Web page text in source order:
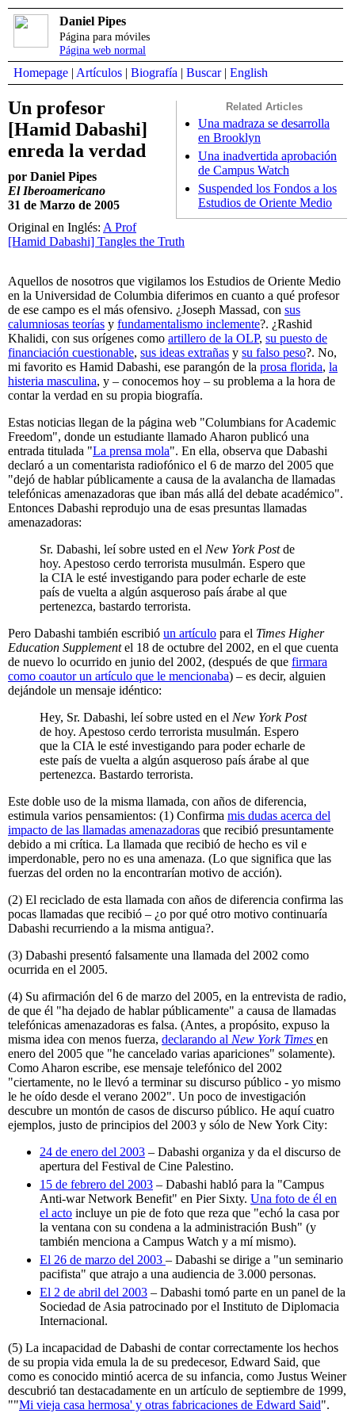
Daniel Pipes
Página para móviles
Página web normal
Homepage | Artículos | Biografía | Buscar| English
Related Articles
Una madraza se desarrolla
en Brooklyn
Una inadvertida aprobación
de Campus Watch
Suspended los Fondos a los
Estudios de Oriente Medio
Un profesor
[Hamid Dabashi]
enreda la verdad
por Daniel Pipes
El Iberoamericano
31 de Marzo de 2005
Original en Inglés: A Prof
[Hamid Dabashi] Tangles the Truth
Aquellos de nosotros que vigilamos los Estudios de Oriente Medio
en la Universidad de Columbia diferimos en cuanto a qué profesor
de ese campo es el más ofensivo. ¿Joseph Massad, con sus
calumniosas teorías y fundamentalismo inclemente?. ¿Rashid
Khalidi, con sus orígenes como artillero de la OLP, su puesto de
financiación cuestionable, sus ideas extrañas y su falso peso?. No,
mi favorito es Hamid Dabashi, ese parangón de la prosa florida, la
histeria masculina, y – conocemos hoy – su problema a la hora de
contar la verdad en su propia biografía.
Estas noticias llegan de la página web "Columbians for Academic
Freedom", donde un estudiante llamado Aharon publicó una
entrada titulada "La prensa mola". En ella, observa que Dabashi
declaró a un comentarista radiofónico el 6 de marzo del 2005 que
"dejó de hablar públicamente a causa de la avalancha de llamadas
telefónicas amenazadoras que iban más allá del debate académico".
Entonces Dabashi reprodujo una de esas presuntas llamadas
amenazadoras:
Sr. Dabashi, leí sobre usted en el New York Postde
hoy. Apestoso cerdo terrorista musulmán. Espero que
la CIA le esté investigando para poder echarle de este
país de vuelta a algún asqueroso país árabe al que
pertenezca, bastardo terrorista.
Pero Dabashi también escribió un artículo para el Times Higher
Education Supplementel 18 de octubre del 2002, en el que cuenta
de nuevo lo ocurrido en junio del 2002, (después de que firmara
como coautor un artículo que le mencionaba) – es decir, alguien
dejándole un mensaje idéntico:
Hey, Sr. Dabashi, leí sobre usted en el New York Post
de hoy. Apestoso cerdo terrorista musulmán. Espero
que la CIA le esté investigando para poder echarle de
este país de vuelta a algún asqueroso país árabe al que
pertenezca. Bastardo terrorista.
Este doble uso de la misma llamada, con años de diferencia,
estimula varios pensamientos: (1) Confirma mis dudas acerca del
impacto de las llamadas amenazadoras que recibió presuntamente
debido a mi crítica. La llamada que recibió de hecho es vil e
imperdonable, pero no es una amenaza. (Lo que significa que las
fuerzas del orden no la encontrarían motivo de acción).
(2) El reciclado de esta llamada con años de diferencia confirma las
pocas llamadas que recibió – ¿o por qué otro motivo continuaría
Dabashi recurriendo a la misma antigua?.
(3) Dabashi presentó falsamente una llamada del 2002 como
ocurrida en el 2005.
(4) Su afirmación del 6 de marzo del 2005, en la entrevista de radio,
de que él "ha dejado de hablar públicamente" a causa de llamadas
telefónicas amenazadoras es falsa. (Antes, a propósito, expuso la
misma idea con menos fuerza, declarando al New York Times en
enero del 2005 que "he cancelado varias apariciones" solamente).
Como Aharon escribe, ese mensaje telefónico del 2002
"ciertamente, no le llevó a terminar su discurso público - yo mismo
le he oído desde el verano 2002". Un poco de investigación
descubre un montón de casos de discurso público. He aquí cuatro
ejemplos, justo de principios del 2003 y sólo de New York City:
24 de enero del 2003 – Dabashi organiza y da el discurso de
apertura del Festival de Cine Palestino.
15 de febrero del 2003 – Dabashi habló para la "Campus
Anti-war Network Benefit" en Pier Sixty. Una foto de él en
el acto incluye un pie de foto que reza que "echó la casa por
la ventana con su condena a la administración Bush" (y
también menciona a Campus Watch y a mí mismo).
El 26 de marzo del 2003 – Dabashi se dirige a "un seminario
pacifista" que atrajo a una audiencia de 3.000 personas.
El 2 de abril del 2003 – Dabashi tomó parte en un panel de la
Sociedad de Asia patrocinado por el Instituto de Diplomacia
Internacional.
(5) La incapacidad de Dabashi de contar correctamente los hechos
de su propia vida emula la de su predecesor, Edward Said, que
como es conocido mintió acerca de su infancia, como Justus Weiner
descubrió tan destacadamente en un artículo de septiembre de 1999,
""Mi vieja casa hermosa' y otras fabricaciones de Edward Said".